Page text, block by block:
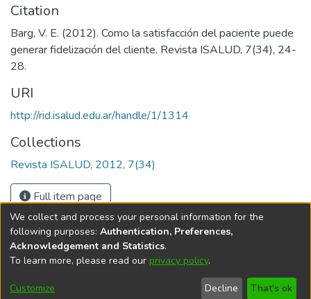
Citation
Barg, V. E. (2012). Como la satisfacción del paciente puede
generar fidelización del cliente. Revista ISALUD, 7(34), 24-
28.
URI
http://rid.isalud.edu.ar/handle/1/1314
Collections
Revista ISALUD, 2012, 7(34)
Full item page
DSpace softwarecopyright © 2002-2026
Cookie
End User
Send
We collect and process your personal information for the
following purposes: Authentication, Preferences,
Acknowledgement and Statistics.
To learn more, please read our privacy policy.
Customize Decline That's ok